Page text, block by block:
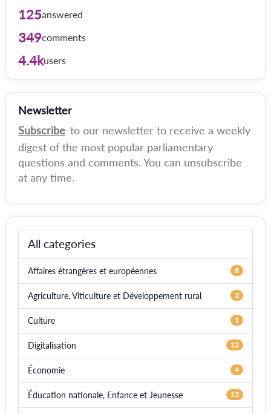
125answered
349comments
4.4kusers
Newsletter
Subscribe to our newsletter to receive a weekly
digest of the most popular parliamentary
questions and comments. You can unsubscribe
at any time.
All categories
Affaires étrangères et européennes 8
Agriculture, Viticulture et Développement rural 2
Culture 1
Digitalisation 12
Économie 4
Éducation nationale, Enfance et Jeunesse 12